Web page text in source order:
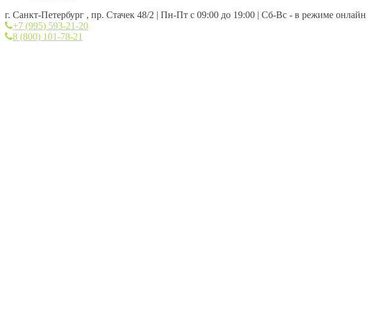
г. Санкт-Петербург , пр. Стачек 48/2 | Пн-Пт с 09:00 до 19:00 | Сб-Вс - в режиме онлайн
+7 (995) 593-21-20
8 (800) 101-78-21